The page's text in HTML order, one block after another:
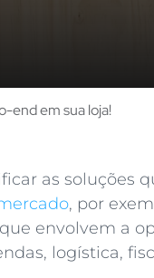
end em sua loja!
as soluções
, por
envolvem a
logística,